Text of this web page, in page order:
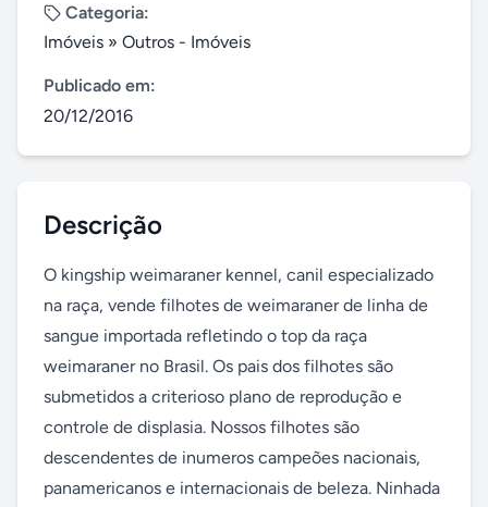
Categoria:
Imóveis » Outros - Imóveis
Publicado em:
20/12/2016
Descrição
O kingship weimaraner kennel, canil especializado
na raça, vende filhotes de weimaraner de linha de
sangue importada refletindo o top da raça
weimaraner no Brasil. Os pais dos filhotes são
submetidos a criterioso plano de reprodução e
controle de displasia. Nossos filhotes são
descendentes de inumeros campeões nacionais,
panamericanos e internacionais de beleza. Ninhada